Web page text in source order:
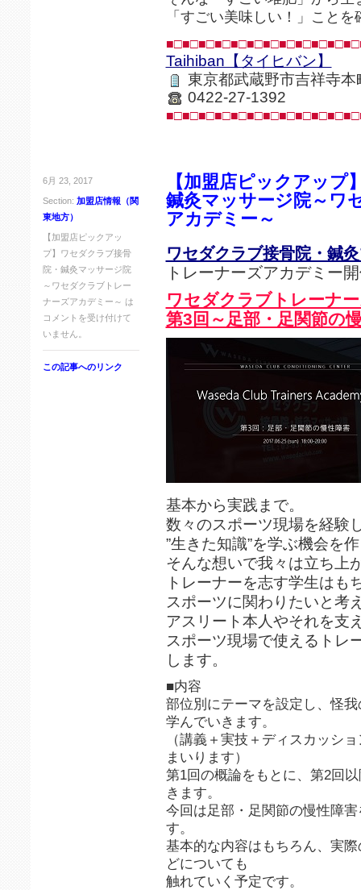
「すごい美味しい！」こと
Taihiban【タイヒバン】
東京都武蔵野市吉祥寺
0422-27-1392
6月 23, 2017
Section: 加盟店情報（関
東地方）
【加盟店ピックアッ
プ】ワセダクラブ接骨
院・鍼灸マッサージ院
～ワセダクラブトレー
ナーズアカデミー～ は
コメントを受け付けて
いません。
この記事へのリンク
【加盟店ピックアップ
鍼灸マッサージ院～ワ
アカデミー～
ワセダクラブ接骨院・鍼
トレーナーズアカデミー
ワセダクラブトレーナ
第3回～足部・足関節の
基本から実践まで。
数々のスポーツ現場を経験
”生きた知識”を学ぶ機会を
そんな想いで我々は立ち上
トレーナーを志す学生はも
スポーツに関わりたいと考
アスリート本人やそれを支
スポーツ現場で使えるトレ
します。
■内容
部位別にテーマを設定し、怪
学んでいきます。
（講義＋実技＋ディスカッシ
まいります）
第1回の概論をもとに、第2回
きます。
今回は足部・足関節の慢性障
す。
基本的な内容はもちろん、実
どについても
触れていく予定です。